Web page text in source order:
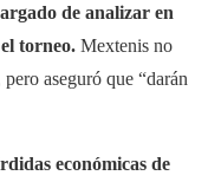
de analizar en
torneo. Mextenis no
aseguró que “darán
económicas de